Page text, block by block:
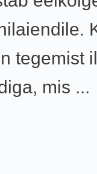
tegemist
mis ...